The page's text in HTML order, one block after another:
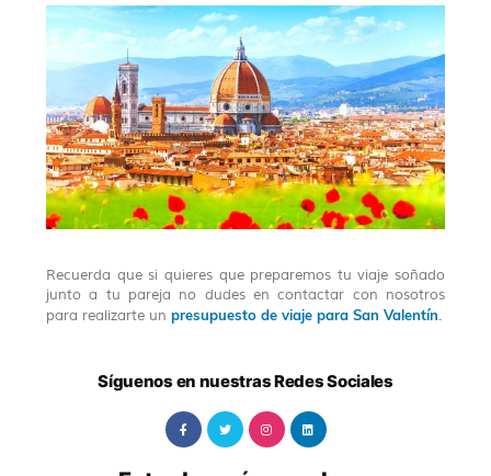
Recuerda que si quieres que preparemos tu viaje soñado
junto a tu pareja no dudes en contactar con nosotros
para realizarte un presupuesto de viaje para San Valentín.
Síguenos en nuestras Redes Sociales